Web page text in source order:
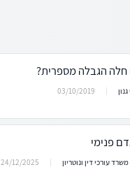
הגבלה מספרית?
03/10/2019
פנימי
משרד עורכי דין ונוטריון 24/12/2025